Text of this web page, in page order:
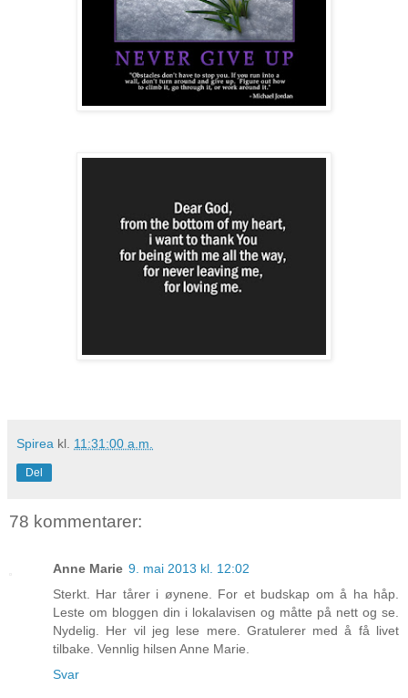
Spirea kl. 11:31:00 a.m.
Del
78 kommentarer:
Anne Marie 9. mai 2013 kl. 12:02
Sterkt. Har tårer i øynene. For et budskap om å ha håp.
Leste om bloggen din i lokalavisen og måtte på nett og se.
Nydelig. Her vil jeg lese mere. Gratulerer med å få livet
tilbake. Vennlig hilsen Anne Marie.
Svar